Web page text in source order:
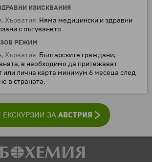
ИЗИСКВАНИЯ
Хърватия: Няма медицински и здравни
с пътуването.
РЕЖИМ
Хърватия: Българските граждани,
е необходимо да притежават
или лична карта минимум 6 месеца след
в страната.
ЗА АВСТРИЯ